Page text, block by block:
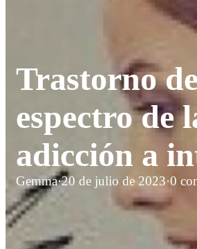
Trastorno
espectro de
adicción a
Gemma·20 de julio de 2023·0